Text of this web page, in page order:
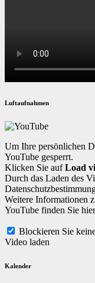
Luftaufnahmen
Um Ihre persönlichen
YouTube gesperrt.
Klicken Sie aufLoad
Durch das Laden des
Weitere Informationen
YouTube finden Sie
Blockieren Sie
Video laden
Kalender